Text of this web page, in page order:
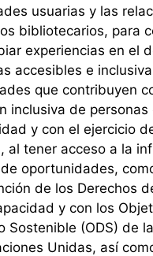
usuarias y las
bibliotecarios, para
experiencias en el
accesibles e
que contribuyen
inclusiva de personas
y con el ejercicio
al tener acceso a la
oportunidades,
de los Derechos
y con los
Sostenible (ODS) de
Unidas, así